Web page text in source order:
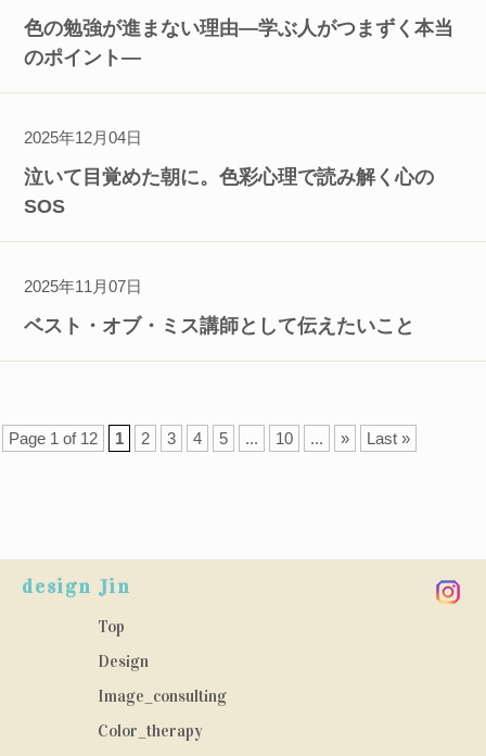
色の勉強が進まない理由―学ぶ人がつまずく本当
のポイント―
2025年12月04日
泣いて目覚めた朝に。色彩心理で読み解く心の
SOS
2025年11月07日
ベスト・オブ・ミス講師として伝えたいこと
Page 1 of 12 1 2 3 4 5 ... 10 ... » Last »
design Jin
Top
Design
Image_consulting
Color_therapy